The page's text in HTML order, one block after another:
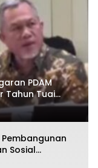
PDAM
Tahun Tuai
Sosial
Tiga